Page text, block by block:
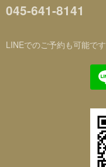
045-641-8141
LINEでのご予約も可能です